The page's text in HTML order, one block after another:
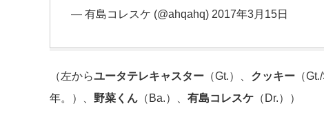
— 有島コレスケ (@ahqahq) 2017年3月15日
（左からユータテレキャスター （Gt.）、 クッキー （
年。）、 野菜くん （Ba.）、 有島コレスケ （Dr.））